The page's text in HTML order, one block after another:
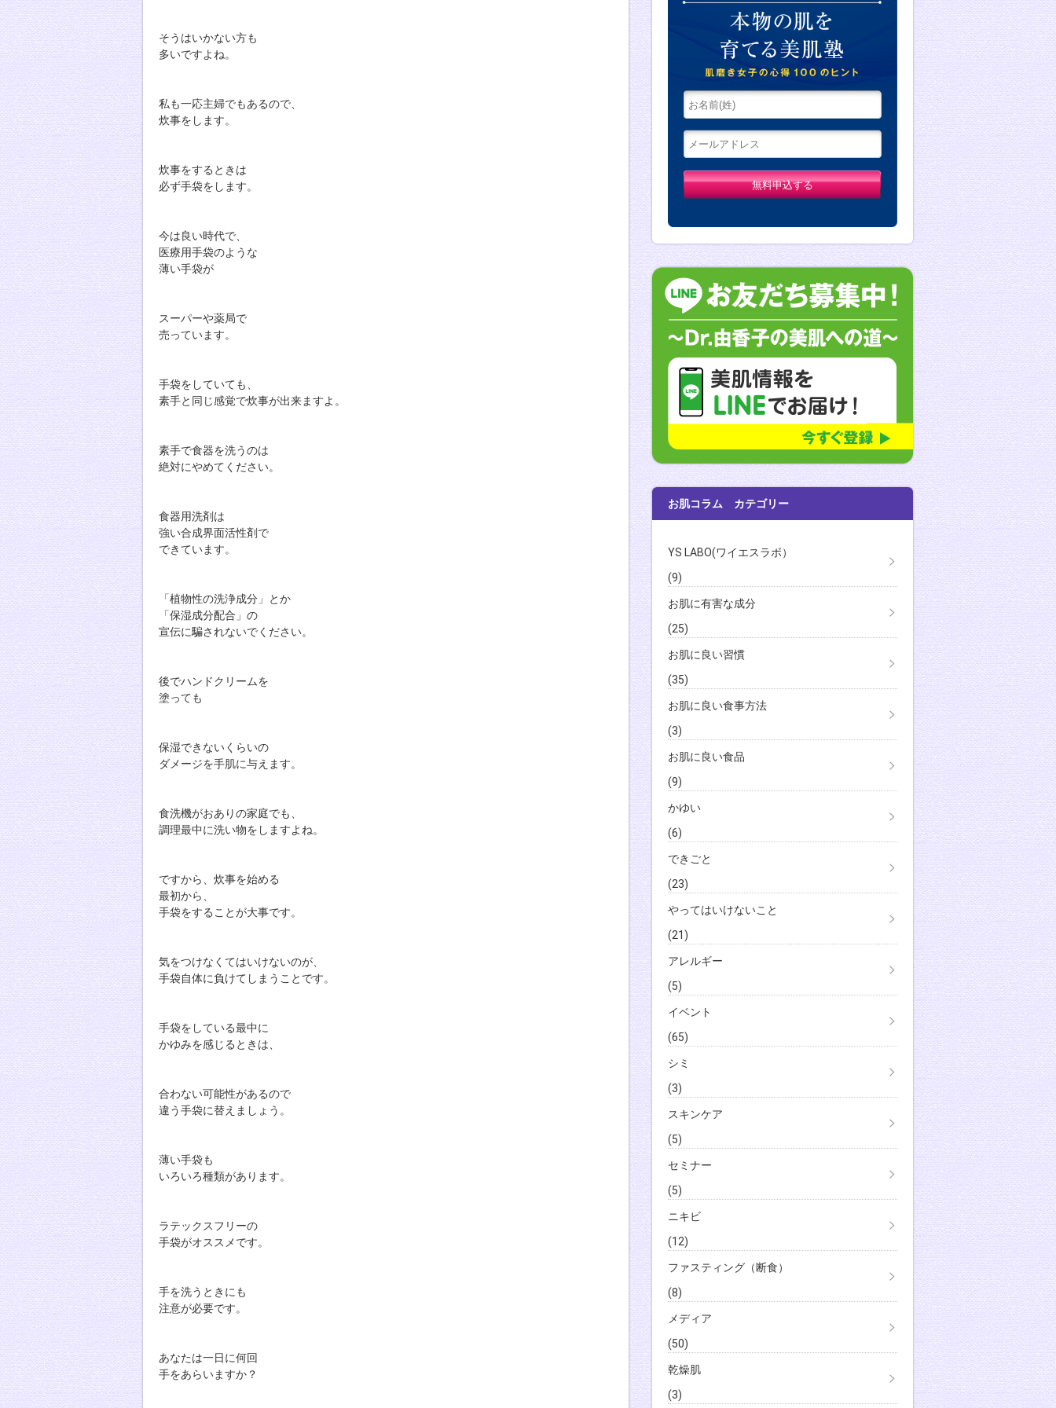
そうはいかない方も
多いですよね。
私も一応主婦でもあるので、
炊事をします。
炊事をするときは
必ず手袋をします。
今は良い時代で、
医療用手袋のような
薄い手袋が
スーパーや薬局で
売っています。
手袋をしていても、
素手と同じ感覚で炊事が出来ますよ。
素手で食器を洗うのは
絶対にやめてください。
食器用洗剤は
強い合成界面活性剤で
できています。
「植物性の洗浄成分」とか
「保湿成分配合」の
宣伝に騙されないでください。
後でハンドクリームを
塗っても
保湿できないくらいの
ダメージを手肌に与えます。
食洗機がおありの家庭でも、
調理最中に洗い物をしますよね。
ですから、炊事を始める
最初から、
手袋をすることが大事です。
気をつけなくてはいけないのが、
手袋自体に負けてしまうことです。
手袋をしている最中に
かゆみを感じるときは、
合わない可能性があるので
違う手袋に替えましょう。
薄い手袋も
いろいろ種類があります。
ラテックスフリーの
手袋がオススメです。
手を洗うときにも
注意が必要です。
あなたは一日に何回
手をあらいますか？
お肌コラム カテゴリー
YS LABO(ワイエスラボ）
(9)
お肌に有害な成分
(25)
お肌に良い習慣
(35)
お肌に良い食事方法
(3)
お肌に良い食品
(9)
かゆい
(6)
できごと
(23)
やってはいけないこと
(21)
アレルギー
(5)
イベント
(65)
シミ
(3)
スキンケア
(5)
セミナー
(5)
ニキビ
(12)
ファスティング（断食）
(8)
メディア
(50)
乾燥肌
(3)